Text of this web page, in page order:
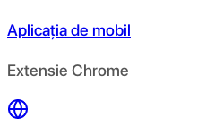
Aplicația de mobil
Extensie Chrome